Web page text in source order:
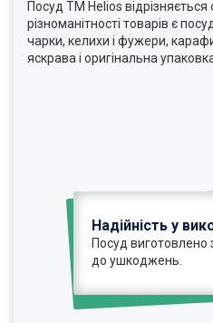
Посуд TM Helios
різноманітності товарів є
чарки, келихи і фужери,
яскрава і оригінальна
Надійність у
Посуд виготовлено
до ушкоджень.